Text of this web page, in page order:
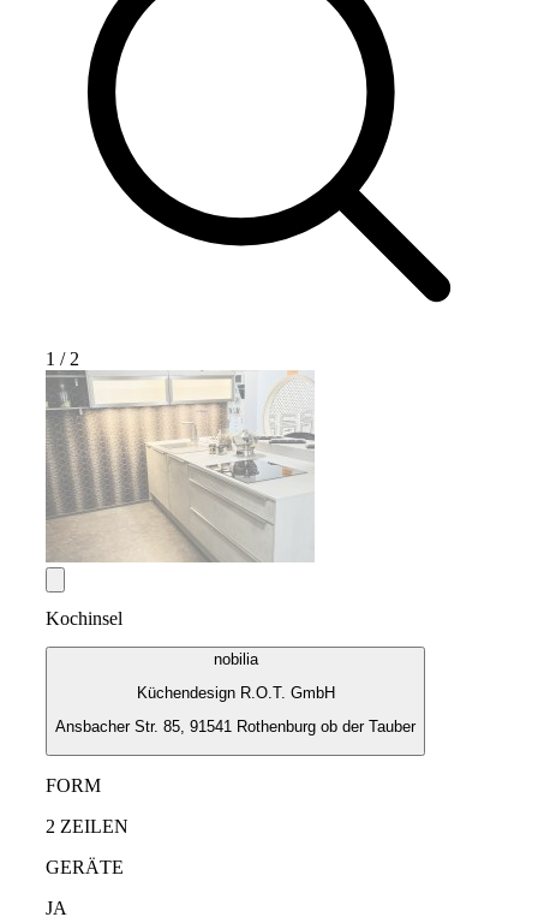
1 / 2
Kochinsel
nobilia
Küchendesign R.O.T. GmbH
Ansbacher Str. 85, 91541 Rothenburg ob der Tauber
FORM
2 ZEILEN
GERÄTE
JA